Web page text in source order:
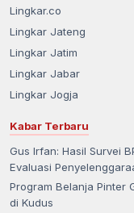
Lingkar.co
Lingkar Jateng
Lingkar Jatim
Lingkar Jabar
Lingkar Jogja
Kabar Terbaru
Gus Irfan: Hasil Survei
Evaluasi
Program Belanja Pinter
di Kudus